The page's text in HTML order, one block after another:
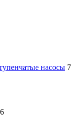
насосы 7